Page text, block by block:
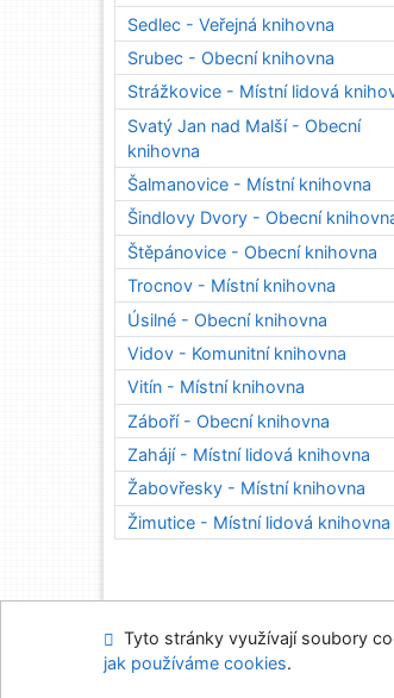
Sedlec - Veřejná knihovna
Srubec - Obecní knihovna
Strážkovice - Místní lidová
Svatý Jan nad Malší - Obecní
knihovna
Šalmanovice - Místní knihovna
Šindlovy Dvory - Obecní
Štěpánovice - Obecní knihovna
Trocnov - Místní knihovna
Úsilné - Obecní knihovna
Vidov - Komunitní knihovna
Vitín - Místní knihovna
Záboří - Obecní knihovna
Zahájí - Místní lidová knihovna
Žabovřesky - Místní knihovna
Žimutice - Místní lidová knihovna
Tyto stránky využívají soubory
jak používáme cookies.